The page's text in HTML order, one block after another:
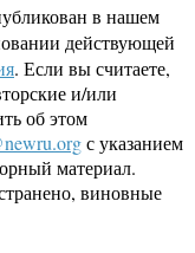
в нашем
действующей
. Если вы считаете,
и/или
об этом
с указанием
материал.
виновные